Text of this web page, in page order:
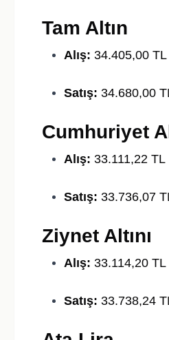
Tam Altın
Alış: 34.405,00 TL
Satış: 34.680,00
Cumhuriyet
Alış: 33.111,22 TL
Satış: 33.736,07
Ziynet Altını
Alış: 33.114,20 TL
Satış: 33.738,24